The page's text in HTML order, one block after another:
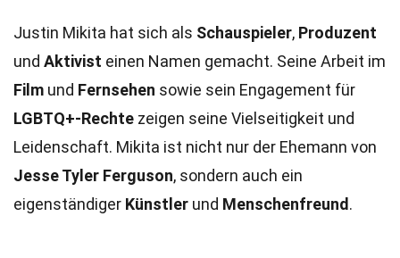
Justin Mikita hat sich als Schauspieler, Produzent
und Aktivist einen Namen gemacht. Seine Arbeit im
Film und Fernsehen sowie sein Engagement für
LGBTQ+-Rechte zeigen seine Vielseitigkeit und
Leidenschaft. Mikita ist nicht nur der Ehemann von
Jesse Tyler Ferguson, sondern auch ein
eigenständiger Künstler und Menschenfreund .